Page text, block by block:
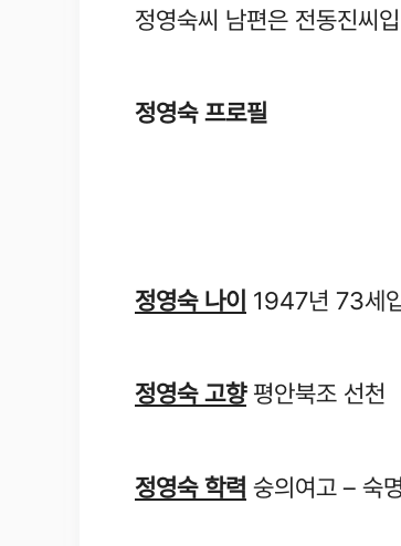
정영숙씨 남편은 전동진씨
정영숙 프로필
정영숙 나이 1947년 73세
정영숙 고향평안북조 선천
정영숙 학력 숭의여고 – 숙